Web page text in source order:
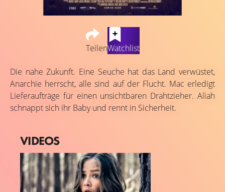
TeilenWatchlist
Die nahe Zukunft. Eine Seuche hat das Land verwüstet,
Anarchie herrscht, alle sind auf der Flucht. Mac erledigt
Lieferaufträge für einen unsichtbaren Drahtzieher. Aliah
schnappt sich ihr Baby und rennt in Sicherheit.
VIDEOS